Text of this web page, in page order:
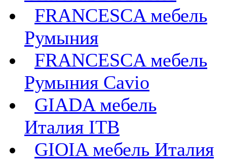
FRANCESCA мебель
Румыния
FRANCESCA мебель
Румыния Cavio
GIADA мебель
Италия ITB
GIOIA мебель Италия